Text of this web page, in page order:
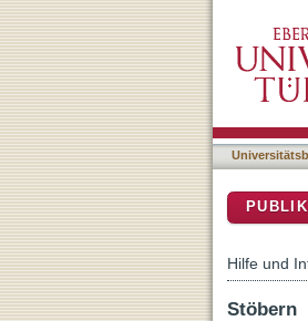
Hilfe und
Stöbern